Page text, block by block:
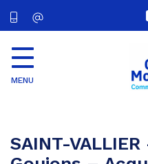
MENU
SAINT-